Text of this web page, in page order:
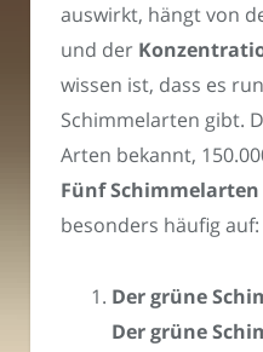
auswirkt, hängt von
und der
wissen ist, dass es
Schimmelarten gibt.
Arten bekannt,
Fünf Schimmelarten
besonders häufig auf:
Der grüne
Der grüne